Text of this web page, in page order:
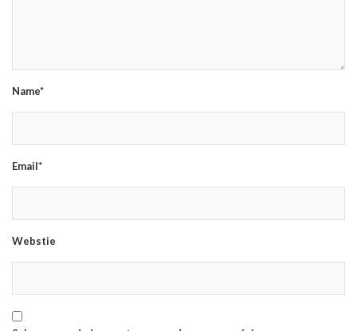
Name*
Email*
Webstie